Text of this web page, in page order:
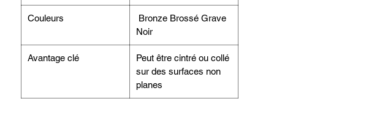
Couleurs
Bronze Brossé Grave
Noir
Avantage clé
Peut être cintré ou collé
sur des surfaces non
planes